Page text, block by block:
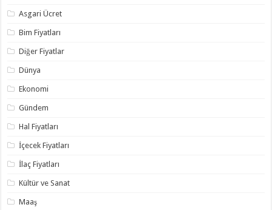
Asgari Ücret
Bim Fiyatları
Diğer Fiyatlar
Dünya
Ekonomi
Gündem
Hal Fiyatları
İçecek Fiyatları
İlaç Fiyatları
Kültür ve Sanat
Maaş